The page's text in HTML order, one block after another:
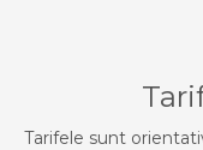
Tarifele sunt